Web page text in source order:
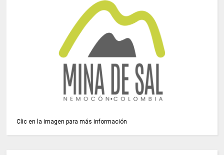
Clic en la imagen para más información